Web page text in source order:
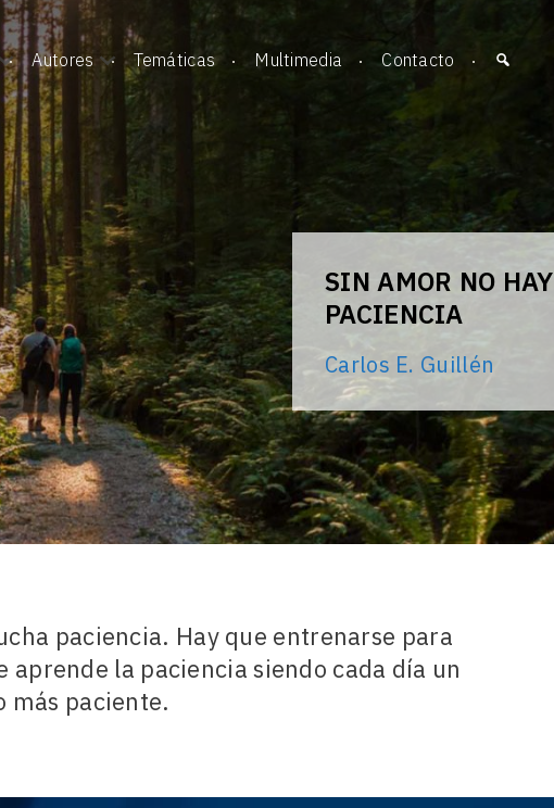
Autores Temáticas Multimedia Contacto
SIN AMOR NO HAY
PACIENCIA
Carlos E. Guillén
paciencia. Hay que entrenarse para
aprende la paciencia siendo cada día un
más paciente.